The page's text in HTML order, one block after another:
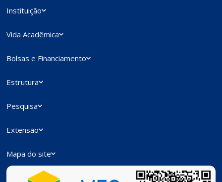
Instituição
Vida Acadêmica
Bolsas e Financiamento
Estrutura
Pesquisa
Extensão
Mapa do site